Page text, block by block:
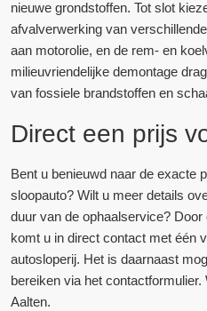
nieuwe grondstoffen. Tot slot
afvalverwerking van
aan motorolie, en de rem- en
milieuvriendelijke demontage
van fossiele brandstoffen en
Direct een prijs
Bent u benieuwd naar de exacte
sloopauto? Wilt u meer details
duur van de ophaalservice?
komt u in direct contact met één
autosloperij. Het is daarnaast
bereiken via het
Aalten.